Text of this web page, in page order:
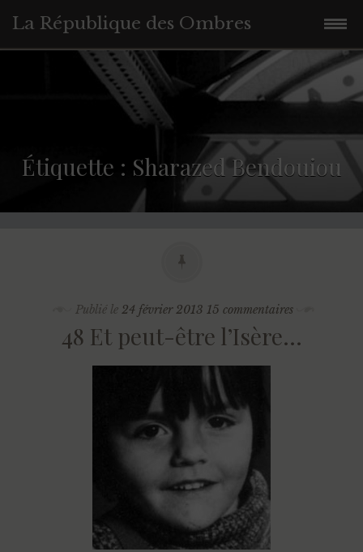
La République des Ombres
Étiquette : Sharazed Bendouiou
Publié le 24 février 2013 15 commentaires
48 Et peut-être l’Isère…